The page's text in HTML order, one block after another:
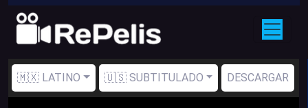
🇲🇽 LATINO 🇺🇸 SUBTITULADO DESCARGAR